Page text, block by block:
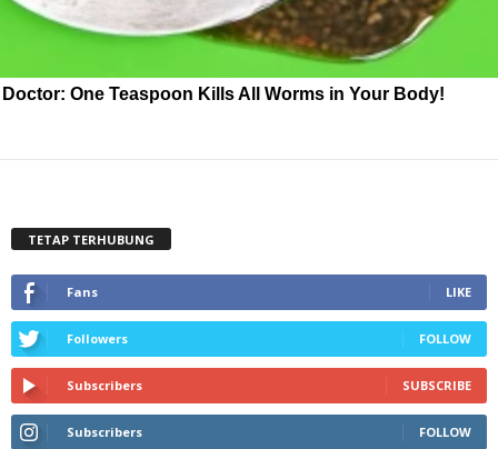
Doctor: One Teaspoon Kills All Worms in Your Body!
TETAP TERHUBUNG
Fans LIKE
Followers FOLLOW
Subscribers SUBSCRIBE
Subscribers FOLLOW